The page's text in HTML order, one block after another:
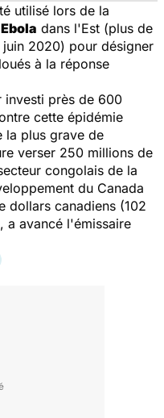
utilisé lors de la
Ebola dans l'Est (plus de
2020) pour désigner
à la réponse
investi près de 600
cette épidémie
la plus grave de
verser 250 millions de
congolais de la
du Canada
dollars canadiens (102
, a avancé l'émissaire